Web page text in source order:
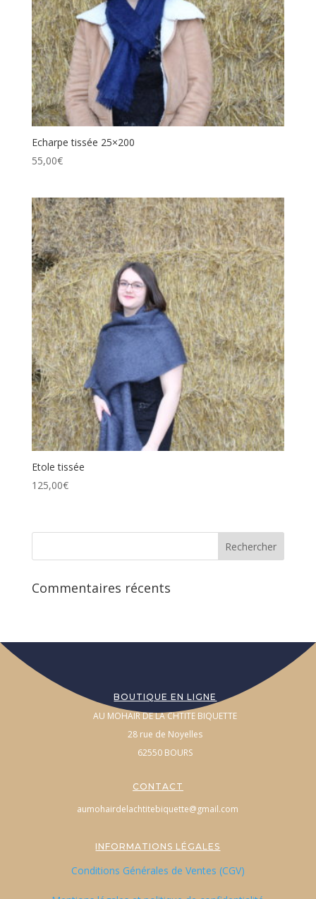
Echarpe tissée 25×200
55,00€
Etole tissée
125,00€
Commentaires récents
BOUTIQUE EN LIGNE
AU MOHAIR DE LA CHTITE BIQUETTE
28 rue de Noyelles
62550 BOURS
CONTACT
aumohairdelachtitebiquette@gmail.com
INFORMATIONS LÉGALES
Conditions Générales de Ventes (CGV)